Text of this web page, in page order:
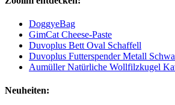
DoggyeBag
GimCat Cheese-Paste
Duvoplus Bett Oval Schaffell
Duvoplus Futterspender Metall
Aumüller Natürliche Wollfilzkugel
Neuheiten: